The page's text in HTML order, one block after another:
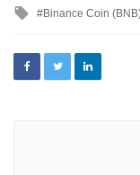
Binance Coin